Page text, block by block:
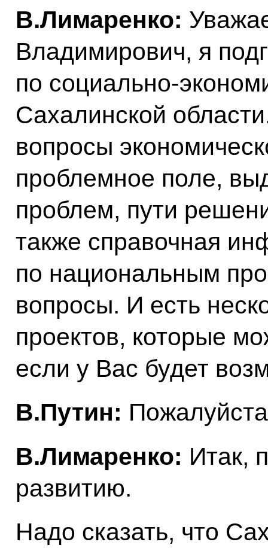
В.Лимаренко:
Владимирович, я
по социально-
Сахалинской
вопросы
проблемное поле,
проблем, пути
также справочная
по национальным
вопросы. И есть
проектов, которые
если у Вас будет
В.Путин:
В.Лимаренко: Итак,
развитию.
Надо сказать, что